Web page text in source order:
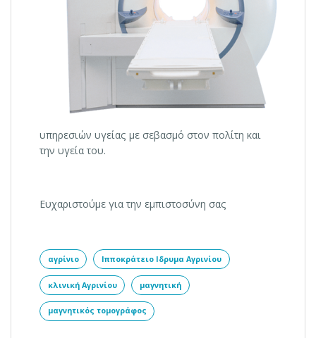
υπηρεσιών υγείας με σεβασμό στον πολίτη και
την υγεία του.
Ευχαριστούμε για την εμπιστοσύνη σας
αγρίνιο Ιπποκράτειο Ιδρυμα Αγρινίου
κλινική Αγρινίου μαγνητική
μαγνητικός τομογράφος